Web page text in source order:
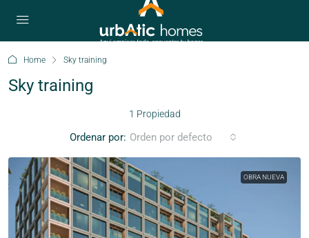
Home Sky training
Sky training
1 Propiedad
Ordenar por: Orden por defecto
OBRA NUEVA